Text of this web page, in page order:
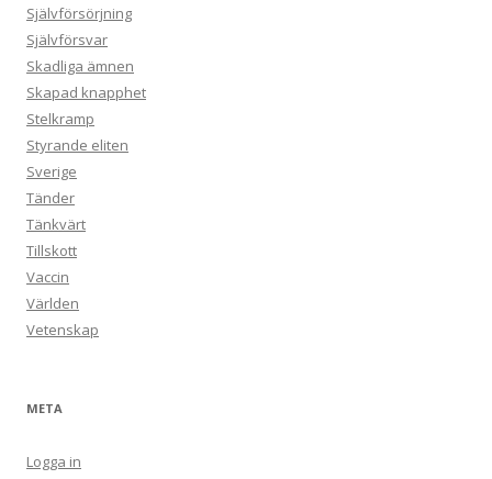
Självförsörjning
Självförsvar
Skadliga ämnen
Skapad knapphet
Stelkramp
Styrande eliten
Sverige
Tänder
Tänkvärt
Tillskott
Vaccin
Världen
Vetenskap
META
Logga in